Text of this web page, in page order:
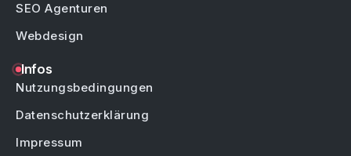
SEO Agenturen
Webdesign
Infos
Nutzungsbedingungen
Datenschutzerklärung
Impressum